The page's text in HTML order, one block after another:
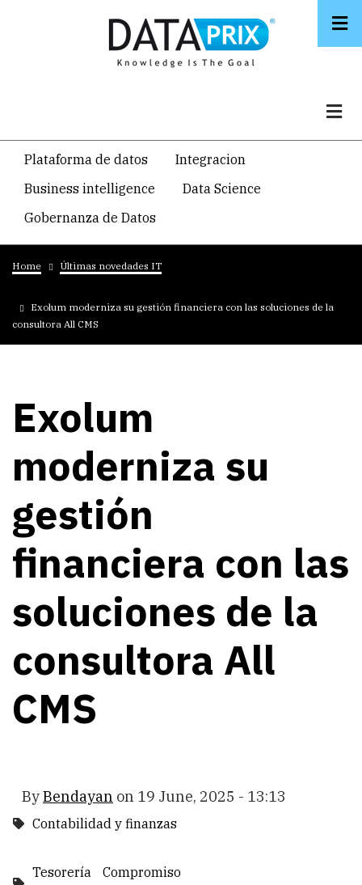
Navegacion
temática
principal
Plataforma de datos
Integracion
Business intelligence
Data Science
Gobernanza de Datos
Breadcrumb
Home Últimas novedades IT
Exolum moderniza su gestión financiera con las soluciones de la
consultora All CMS
Exolum
moderniza su
gestión
financiera con las
soluciones de la
consultora All
CMS
ByBendayan on 19 June, 2025 - 13:13
Contabilidad y finanzas
Tesorería
Compromiso